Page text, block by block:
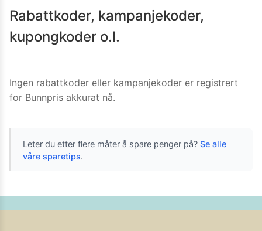
Rabattkoder, kampanjekoder,
kupongkoder o.l.
Ingen rabattkoder eller kampanjekoder er registrert
for Bunnpris akkurat nå.
Leter du etter flere måter å spare penger på? Se alle
våre sparetips.